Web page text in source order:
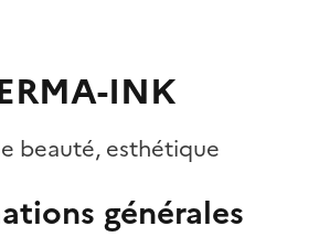
INK
beauté, esthétique
générales